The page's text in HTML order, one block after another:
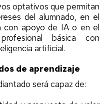
optativos que permitan
del alumnado, en el
con apoyo de IA o en el
básica con
artificial.
de aprendizaje
será capaz de: